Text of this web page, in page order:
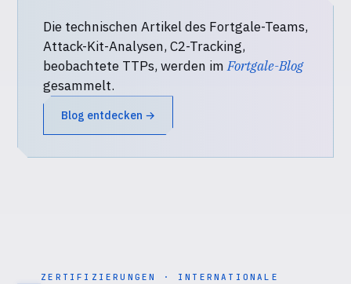
Die technischen Artikel des Fortgale-Teams,
Attack-Kit-Analysen, C2-Tracking,
beobachtete TTPs, werden imFortgale-Blog
gesammelt.
Blog entdecken →
ZERTIFIZIERUNGEN · INTERNATIONALE